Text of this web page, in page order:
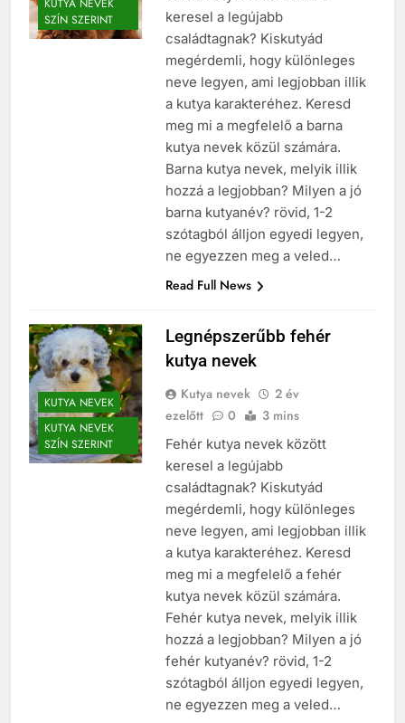
KUTYA NEVEK
SZÍN SZERINT
keresel a legújabb
családtagnak? Kiskutyád
megérdemli, hogy különleges
neve legyen, ami legjobban illik
a kutya karakteréhez. Keresd
meg mi a megfelelő a barna
kutya nevek közül számára.
Barna kutya nevek, melyik illik
hozzá a legjobban? Milyen a jó
barna kutyanév? rövid, 1-2
szótagból álljon egyedi legyen,
ne egyezzen meg a veled…
Read Full News
KUTYA NEVEK
KUTYA NEVEK
SZÍN SZERINT
Legnépszerűbb fehér
kutya nevek
Kutya nevek
2 év
ezelőtt
0 3 mins
Fehér kutya nevek között
keresel a legújabb
családtagnak? Kiskutyád
megérdemli, hogy különleges
neve legyen, ami legjobban illik
a kutya karakteréhez. Keresd
meg mi a megfelelő a fehér
kutya nevek közül számára.
Fehér kutya nevek, melyik illik
hozzá a legjobban? Milyen a jó
fehér kutyanév? rövid, 1-2
szótagból álljon egyedi legyen,
ne egyezzen meg a veled…